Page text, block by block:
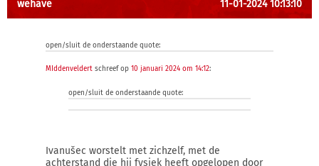
wehave 11-01-2024 10:13:10
open/sluit de onderstaande quote:
MIddenveldert schreef op 10 januari 2024 om 14:12:
open/sluit de onderstaande quote:
Ivanušec worstelt met zichzelf, met de
achterstand die hij fysiek heeft opgelopen door